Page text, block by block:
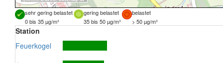
sehr gering belastet gering belastet
belastet
0 bis 35 µg/m³
35 bis 50 µg/m³ > 50 µg/m³
Station
Feuerkogel